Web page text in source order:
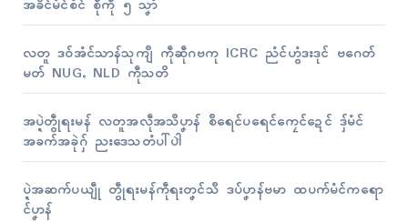
အခိၚ်မံၚ်စံၚ် စဵုကဵု ၅ သၞာံ
လတူ ဒဝ်အံၚ်သာန်သုကျဳ ကဵုဆဵုဂဗကု ICRC ညံၚ်ဟွံဒးဒုၚ် ဗဂေတ်
မတ် NUG, NLD ကဵုသတိ
အပ္ဍဲတွဵုရးမန် လတူအလဵုအသဳပၞာန် စဳရေၚ်ပရေၚ်ကၠေၚ်ဍေၚ် ဒှ်မံၚ်
အခက်အခုဲဂှ် ညးဒေသတံပါ်ပါဲ
ပ္ဍဲအဆက်ပယျဵု တွဵုရးမန်ကဵုရးတၞၚ်သဳ ဒပ်ပၞာန်ဗမာ ထပက်မံၚ်ကရော
ၚ်ပၞာန်